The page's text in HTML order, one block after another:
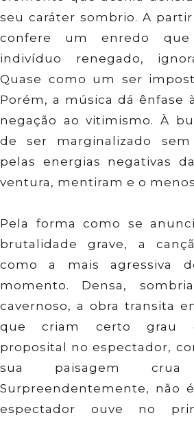
seu caráter sombrio. A
confere um enredo que
indivíduo renegado,
Quase como um ser
Porém, a música dá ênfase
negação ao vitimismo. À
de ser marginalizado
pelas energias negativas
ventura, mentiram e o
Pela forma como se
brutalidade grave, a
como a mais agressiva
momento. Densa,
cavernoso, a obra transita
que criam certo grau
proposital no espectador,
sua paisagem
Surpreendentemente, não
espectador ouve no